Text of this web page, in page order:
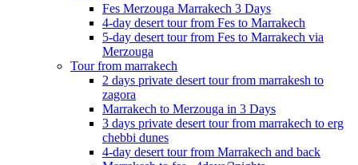
Fes Merzouga Marrakech 3 Days
4-day desert tour from Fes to Marrakech
5-day desert tour from Fes to Marrakech via
Merzouga
Tour from marrakech
2 days private desert tour from marrakesh to
zagora
Marrakech to Merzouga in 3 Days
3 days private desert tour from marrakech to erg
chebbi dunes
4-day desert tour from Marrakech and back